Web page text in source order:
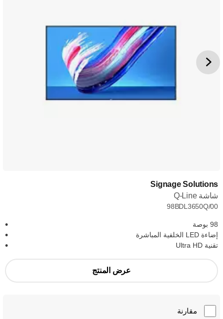
Signage Solutions
شاشة Q-Line
98BDL3650Q/00
98 بوصة
إضاءة LED الخلفية المباشرة
تقنية Ultra HD
عرض المنتج
مقارنة